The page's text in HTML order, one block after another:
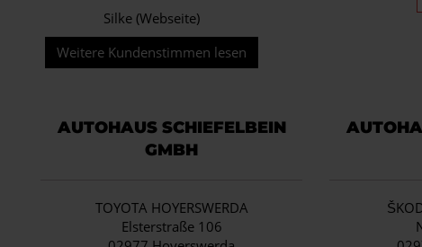
Silke (Webseite)
Weitere Kundenstimmen lesen
AUTOHAUS SCHIEFELBEIN
GMBH
TOYOTA HOYERSWERDA
Elsterstraße 106